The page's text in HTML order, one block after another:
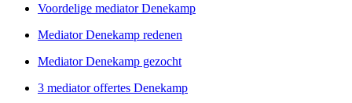
Voordelige mediator Denekamp
Mediator Denekamp redenen
Mediator Denekamp gezocht
3 mediator offertes Denekamp